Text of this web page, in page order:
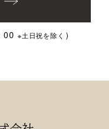
00 ※土日祝を除く ）